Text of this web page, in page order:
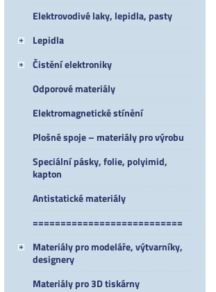
Elektrovodivé laky, lepidla, pasty
Lepidla
Čistění elektroniky
Odporové materiály
Elektromagnetické stínění
Plošné spoje – materiály pro výrobu
Speciální pásky, folie, polyimid,
kapton
Antistatické materiály
===========================
Materiály pro modeláře, výtvarníky,
designery
Materiály pro 3D tiskárny